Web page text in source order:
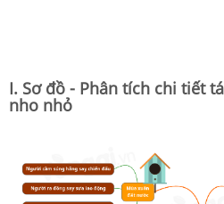
I. Sơ đồ - Phân tích chi tiết
nho nhỏ